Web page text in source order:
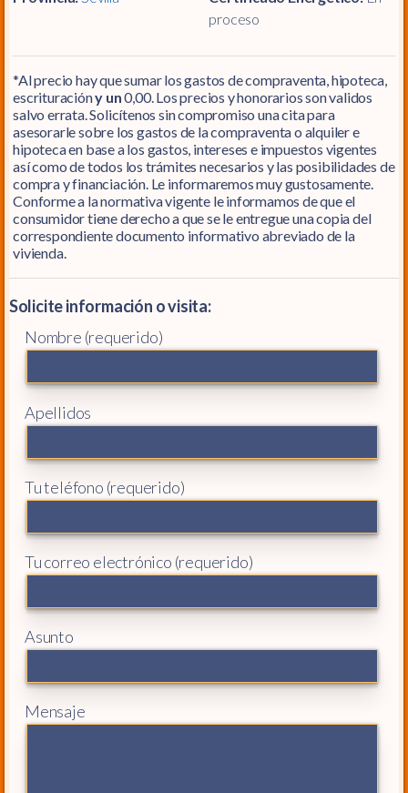
proceso
*Al precio hay que sumar los gastos de compraventa, hipoteca,
escrituracióny un0,00. Los precios y honorarios son validos
salvo errata. Solicítenos sin compromiso una cita para
asesorarle sobre los gastos de la compraventa o alquiler e
hipoteca en base a los gastos, intereses e impuestos vigentes
así como de todos los trámites necesarios y las posibilidades de
compra y financiación. Le informaremos muy gustosamente.
Conforme a la normativa vigente le informamos de que el
consumidor tiene derecho a que se le entregue una copia del
correspondiente documento informativo abreviado de la
vivienda.
Solicite información o visita:
Nombre (requerido)
Apellidos
Tu teléfono (requerido)
Tu correo electrónico (requerido)
Asunto
Mensaje